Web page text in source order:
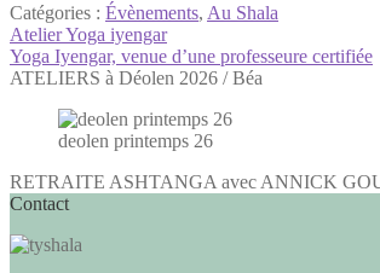
Catégories : Évènements, Au Shala
Navigation
de
l’article
Article
précédent :
Atelier Yoga iyengar
Article
suivant :
Yoga Iyengar, venue d’une professeure certifiée
ATELIERS à Déolen 2026 / Béa
deolen printemps 26
RETRAITE ASHTANGA avec ANNICK
Contact